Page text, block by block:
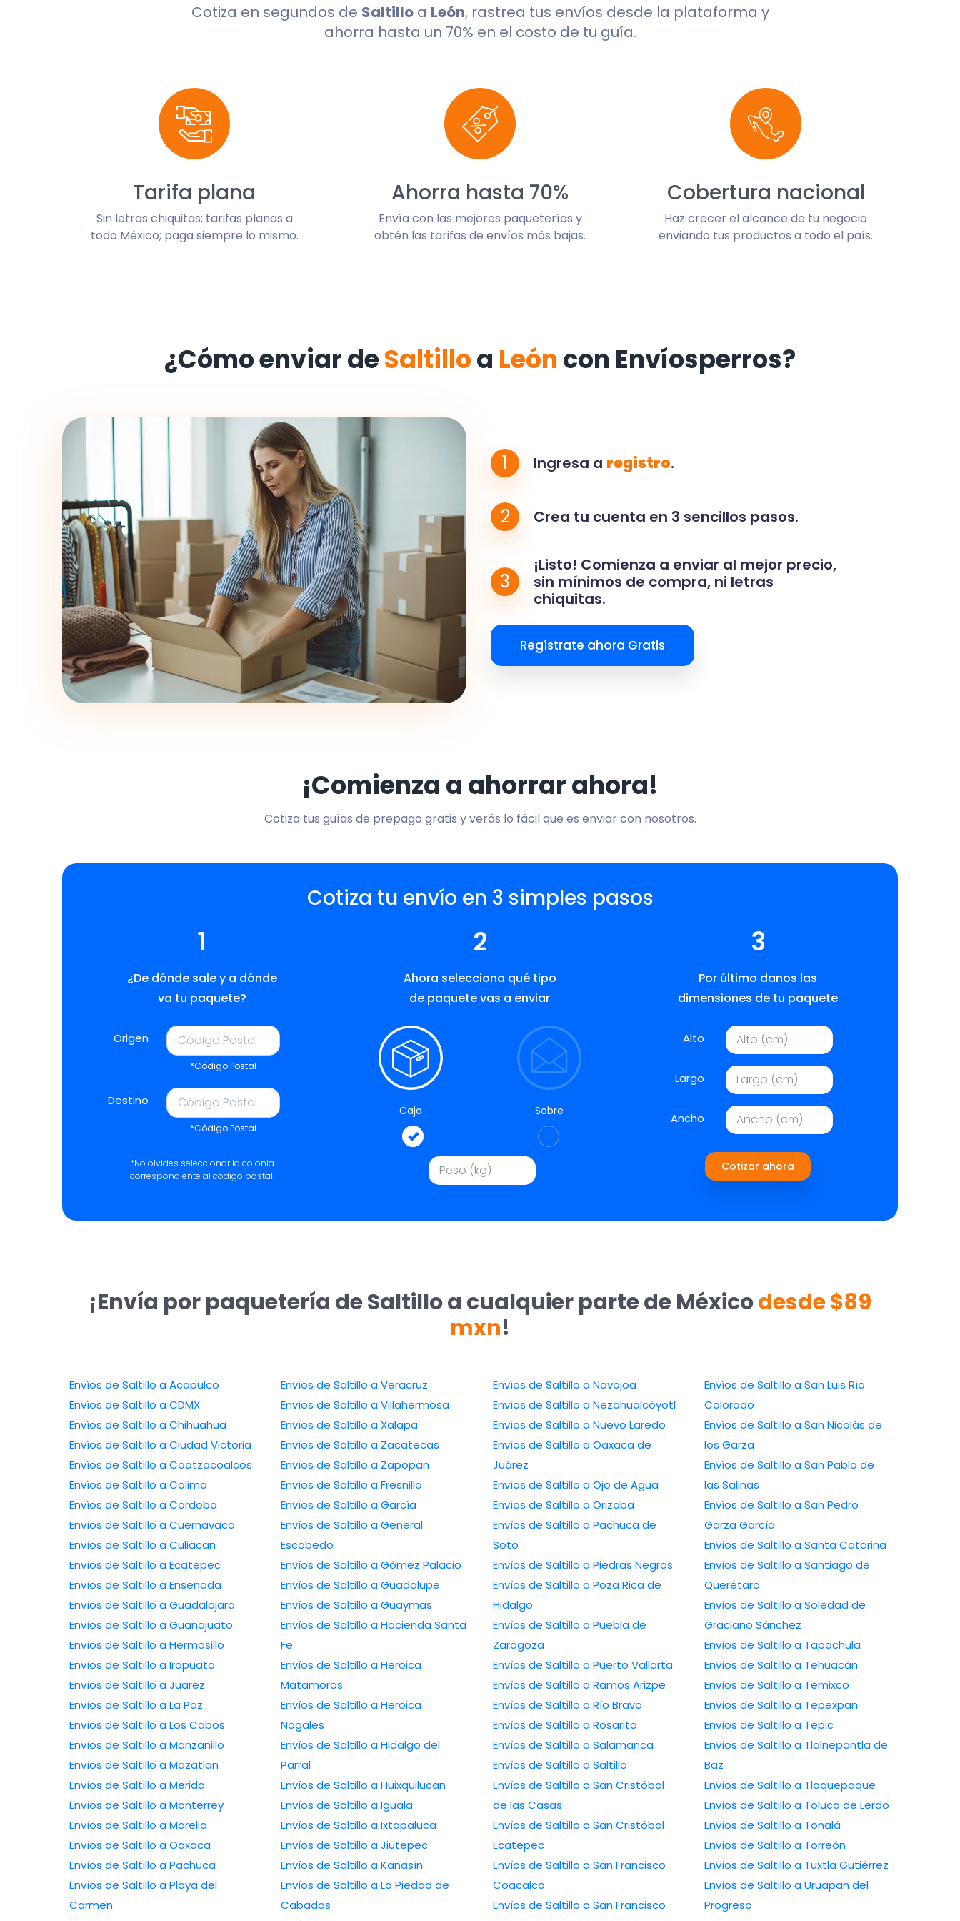
Cotiza en segundos de Saltilloa León, rastrea tus envíos desde la plataforma y
ahorra hasta un 70% en el costo de tu guía.
Tarifa plana
Sin letras chiquitas; tarifas planas a
todo México; paga siempre lo mismo.
Ahorra hasta 70%
Envía con las mejores paqueterías y
obtén las tarifas de envíos más bajas.
Cobertura nacional
Haz crecer el alcance de tu negocio
enviando tus productos a todo el país.
¿Cómo enviar deSaltilloa León con Envíosperros?
1 Ingresa a registro.
2 Crea tu cuenta en 3 sencillos pasos.
3
¡Listo! Comienza a enviar al mejor precio,
sin mínimos de compra, ni letras
chiquitas.
Regístrate ahora Gratis
¡Comienza a ahorrar ahora!
Cotiza tus guías de prepago gratis y verás lo fácil que es enviar con nosotros.
Cotiza tu envío en 3 simples pasos
1
¿De dónde sale y a dónde
va tu paquete?
Origen
*Código Postal
Destino
*Código Postal
*No olvides seleccionar la colonia
correspondiente al código postal.
2
Ahora selecciona qué tipo
de paquete vas a enviar
Caja Sobre
3
Por último danos las
dimensiones de tu paquete
Alto
Largo
Ancho
Cotizar ahora
¡Envía por paquetería de Saltillo a cualquier parte de Méxicodesde $89
mxn!
Envíos de Saltillo a Acapulco
Envíos de Saltillo a CDMX
Envíos de Saltillo a Chihuahua
Envíos de Saltillo a Ciudad Victoria
Envíos de Saltillo a Coatzacoalcos
Envíos de Saltillo a Colima
Envíos de Saltillo a Cordoba
Envíos de Saltillo a Cuernavaca
Envíos de Saltillo a Culiacan
Envíos de Saltillo a Ecatepec
Envíos de Saltillo a Ensenada
Envíos de Saltillo a Guadalajara
Envíos de Saltillo a Guanajuato
Envíos de Saltillo a Hermosillo
Envíos de Saltillo a Irapuato
Envíos de Saltillo a Juarez
Envíos de Saltillo a La Paz
Envíos de Saltillo a Los Cabos
Envíos de Saltillo a Manzanillo
Envíos de Saltillo a Mazatlan
Envíos de Saltillo a Merida
Envíos de Saltillo a Monterrey
Envíos de Saltillo a Morelia
Envíos de Saltillo a Oaxaca
Envíos de Saltillo a Pachuca
Envíos de Saltillo a Playa del
Carmen
Envíos de Saltillo a Veracruz
Envíos de Saltillo a Villahermosa
Envíos de Saltillo a Xalapa
Envíos de Saltillo a Zacatecas
Envíos de Saltillo a Zapopan
Envíos de Saltillo a Fresnillo
Envíos de Saltillo a García
Envíos de Saltillo a General
Escobedo
Envíos de Saltillo a Gómez Palacio
Envíos de Saltillo a Guadalupe
Envíos de Saltillo a Guaymas
Envíos de Saltillo a Hacienda Santa
Fe
Envíos de Saltillo a Heroica
Matamoros
Envíos de Saltillo a Heroica
Nogales
Envíos de Saltillo a Hidalgo del
Parral
Envíos de Saltillo a Huixquilucan
Envíos de Saltillo a Iguala
Envíos de Saltillo a Ixtapaluca
Envíos de Saltillo a Jiutepec
Envíos de Saltillo a Kanasín
Envíos de Saltillo a La Piedad de
Cabadas
Envíos de Saltillo a Navojoa
Envíos de Saltillo a Nezahualcóyotl
Envíos de Saltillo a Nuevo Laredo
Envíos de Saltillo a Oaxaca de
Juárez
Envíos de Saltillo a Ojo de Agua
Envíos de Saltillo a Orizaba
Envíos de Saltillo a Pachuca de
Soto
Envíos de Saltillo a Piedras Negras
Envíos de Saltillo a Poza Rica de
Hidalgo
Envíos de Saltillo a Puebla de
Zaragoza
Envíos de Saltillo a Puerto Vallarta
Envíos de Saltillo a Ramos Arizpe
Envíos de Saltillo a Río Bravo
Envíos de Saltillo a Rosarito
Envíos de Saltillo a Salamanca
Envíos de Saltillo a Saltillo
Envíos de Saltillo a San Cristóbal
de las Casas
Envíos de Saltillo a San Cristóbal
Ecatepec
Envíos de Saltillo a San Francisco
Coacalco
Envíos de Saltillo a San Francisco
Envíos de Saltillo a San Luis Río
Colorado
Envíos de Saltillo a San Nicolás de
los Garza
Envíos de Saltillo a San Pablo de
las Salinas
Envíos de Saltillo a San Pedro
Garza García
Envíos de Saltillo a Santa Catarina
Envíos de Saltillo a Santiago de
Querétaro
Envíos de Saltillo a Soledad de
Graciano Sánchez
Envíos de Saltillo a Tapachula
Envíos de Saltillo a Tehuacán
Envíos de Saltillo a Temixco
Envíos de Saltillo a Tepexpan
Envíos de Saltillo a Tepic
Envíos de Saltillo a Tlalnepantla de
Baz
Envíos de Saltillo a Tlaquepaque
Envíos de Saltillo a Toluca de Lerdo
Envíos de Saltillo a Tonalá
Envíos de Saltillo a Torreón
Envíos de Saltillo a Tuxtla Gutiérrez
Envíos de Saltillo a Uruapan del
Progreso